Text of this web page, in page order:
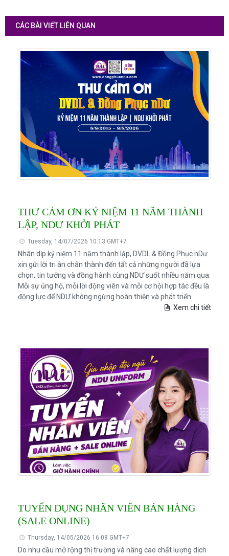
CÁC BÀI VIẾT LIÊN QUAN
THƯ CẢM ƠN KỶ NIỆM 11 NĂM THÀNH
LẬP, NDƯ KHỞI PHÁT
Tuesday, 14/07/2026 10:13 GMT+7
Nhân dịp kỷ niệm 11 năm thành lập, DVDL & Đồng Phục nDư
xin gửi lời tri ân chân thành đến tất cả những người đã lựa
chọn, tin tưởng và đồng hành cùng NDƯ suốt nhiều năm qua.
Mỗi sự ủng hộ, mỗi lời động viên và mỗi cơ hội hợp tác đều là
động lực để NDƯ không ngừng hoàn thiện và phát triển.
Xem chi tiết
TUYỂN DỤNG NHÂN VIÊN BÁN HÀNG
(SALE ONLINE)
Thursday, 14/05/2026 16:08 GMT+7
Do nhu cầu mở rộng thị trường và nâng cao chất lượng dịch